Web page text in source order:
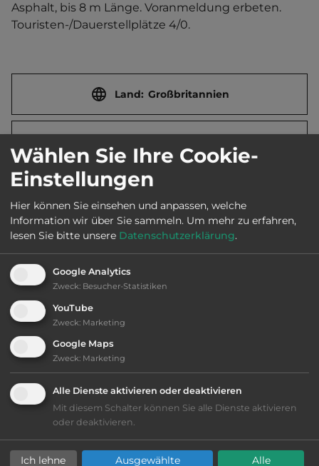
Asphalt, bis 8 m Länge. Voranmeldung erbeten.
Touristen-/Dauerstellplätze 4/0.
Land: Großbritannien
Straße: Ashbourne Road 120
E-Mail: gareth@therailwayinnshottle.co.uk
Webseite: www.therailwayinnshottle.co.uk
Öffnungszeiten:
Telefon: 0044 1773 550726
Ausstattung:
Wählen Sie Ihre Cookie-
Einstellungen
Hier können Sie einsehen und anpassen, welche
Information wir über Sie sammeln. Um mehr zu erfahren,
lesen Sie bitte unsere Datenschutzerklärung.
Google Analytics
Zweck: Besucher-Statistiken
YouTube
Zweck: Marketing
Google Maps
Zweck: Marketing
Alle Dienste aktivieren oder deaktivieren
Mit diesem Schalter können Sie alle Dienste aktivieren
oder deaktivieren.
Ich lehne
Ausgewählte
Alle